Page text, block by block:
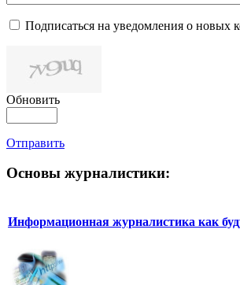
Подписаться на уведомления о новых
Обновить
Отправить
Основы журналистики:
Информационная журналистика как